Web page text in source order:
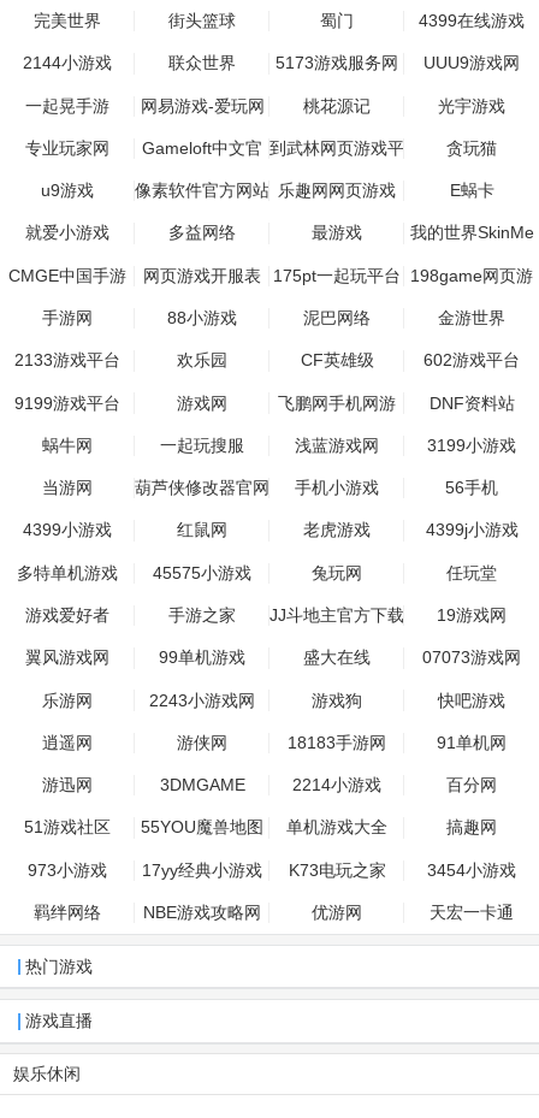
完美世界 街头篮球 蜀门 4399在线游戏
2144小游戏 联众世界 5173游戏服务网 UUU9游戏网
一起晃手游 网易游戏-爱玩网 桃花源记 光宇游戏
专业玩家网 Gameloft中文官
网
到武林网页游戏平
台
贪玩猫
u9游戏 像素软件官方网站 乐趣网网页游戏 E蜗卡
就爱小游戏 多益网络 最游戏 我的世界SkinMe
皮肤
CMGE中国手游 网页游戏开服表 175pt一起玩平台 198game网页游
戏
手游网 88小游戏 泥巴网络 金游世界
2133游戏平台 欢乐园 CF英雄级 602游戏平台
9199游戏平台 游戏网 飞鹏网手机网游 DNF资料站
蜗牛网 一起玩搜服 浅蓝游戏网 3199小游戏
当游网 葫芦侠修改器官网 手机小游戏 56手机
4399小游戏 红鼠网 老虎游戏 4399j小游戏
多特单机游戏 45575小游戏 兔玩网 任玩堂
游戏爱好者 手游之家 JJ斗地主官方下载 19游戏网
翼风游戏网 99单机游戏 盛大在线 07073游戏网
乐游网 2243小游戏网 游戏狗 快吧游戏
逍遥网 游侠网 18183手游网 91单机网
游迅网 3DMGAME 2214小游戏 百分网
51游戏社区 55YOU魔兽地图
站
单机游戏大全 搞趣网
973小游戏 17yy经典小游戏 K73电玩之家 3454小游戏
羁绊网络 NBE游戏攻略网 优游网 天宏一卡通
热门游戏
游戏直播
娱乐休闲